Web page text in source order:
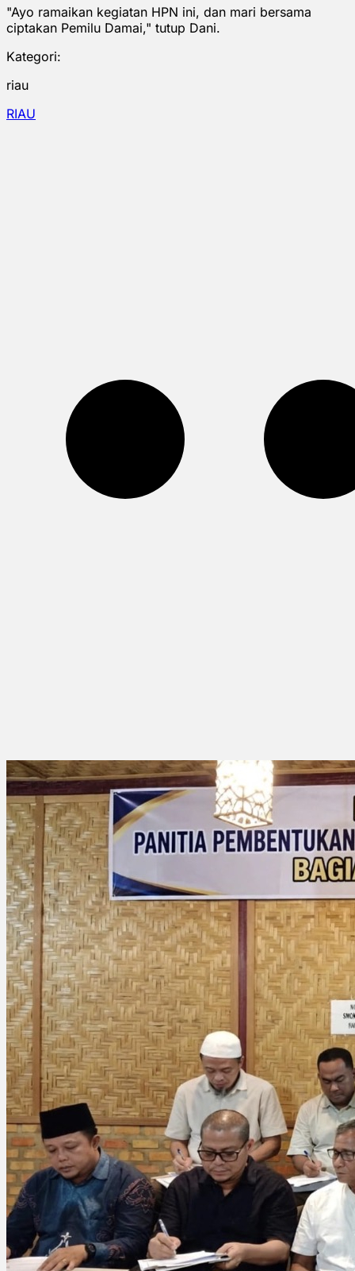
"Ayo ramaikan kegiatan HPN ini, dan mari bersama
ciptakan Pemilu Damai," tutup Dani.
Kategori:
riau
RIAU